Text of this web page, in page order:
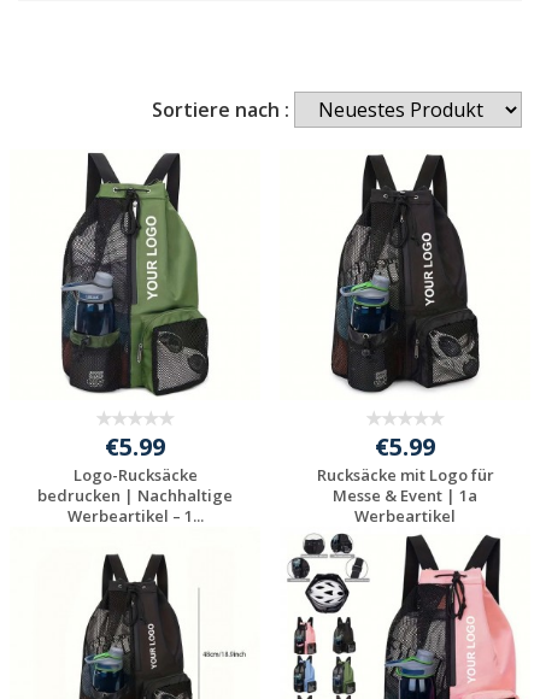
Sortiere nach :
€5.99
Logo-Rucksäcke
bedrucken | Nachhaltige
Werbeartikel – 1...
Jetzt Angebot
anfordern
€5.99
Rucksäcke mit Logo für
Messe & Event | 1a
Werbeartikel
Jetzt Angebot
anfordern